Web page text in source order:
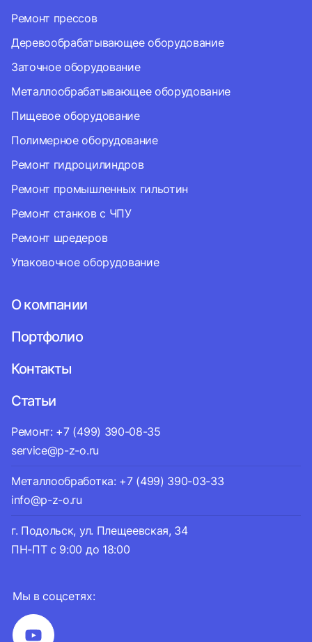
Мы в соцсетях:
Ремонт прессов
Деревообрабатывающее оборудование
Заточное оборудование
Металлообрабатывающее оборудование
Пищевое оборудование
Полимерное оборудование
Ремонт гидроцилиндров
Ремонт промышленных гильотин
Ремонт станков с ЧПУ
Ремонт шредеров
Упаковочное оборудование
О компании
Портфолио
Контакты
Статьи
Ремонт: +7 (499) 390-08-35
service@p-z-o.ru
Металлообработка: +7 (499) 390-03-33
info@p-z-o.ru
г. Подольск, ул. Плещеевская, 34
ПН-ПТ с 9:00 до 18:00